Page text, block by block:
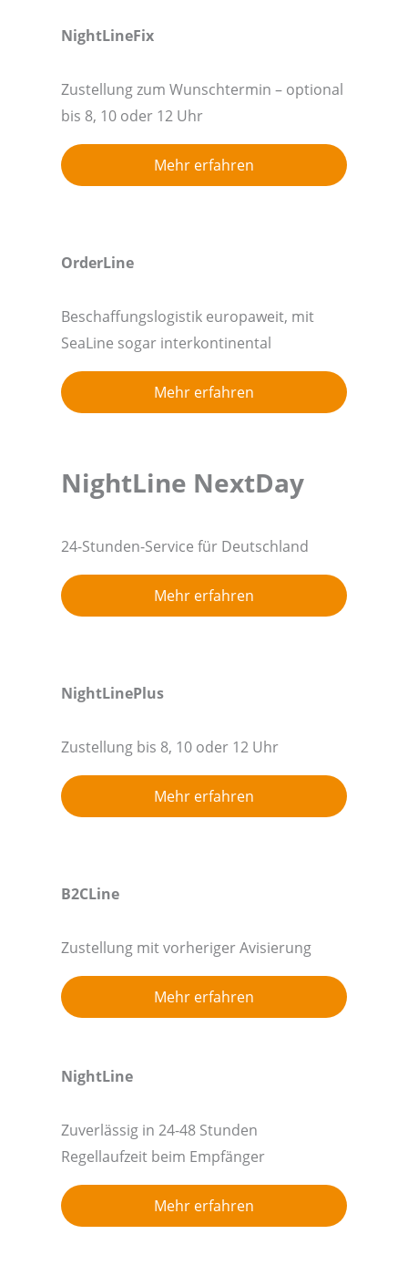
NightLineFix
Zustellung zum Wunschtermin – optional
bis 8, 10 oder 12 Uhr
Mehr erfahren
OrderLine
Beschaffungslogistik europaweit, mit
SeaLine sogar interkontinental
Mehr erfahren
NightLine NextDay
24-Stunden-Service für Deutschland
Mehr erfahren
NightLinePlus
Zustellung bis 8, 10 oder 12 Uhr
Mehr erfahren
B2CLine
Zustellung mit vorheriger Avisierung
Mehr erfahren
NightLine
Zuverlässig in 24-48 Stunden
Regellaufzeit beim Empfänger
Mehr erfahren